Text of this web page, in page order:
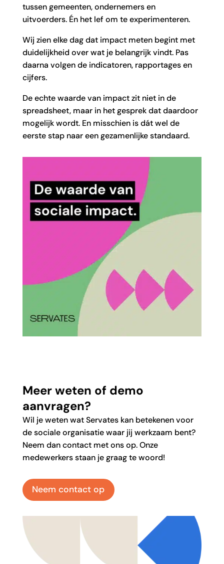
tussen gemeenten, ondernemers en
uitvoerders. Én het lef om te experimenteren.
Wij zien elke dag dat impact meten begint met
duidelijkheid over wat je belangrijk vindt. Pas
daarna volgen de indicatoren, rapportages en
cijfers.
De echte waarde van impact zit niet in de
spreadsheet, maar in het gesprek dat daardoor
mogelijk wordt. En misschien is dát wel de
eerste stap naar een gezamenlijke standaard.
Meer weten of demo
aanvragen?
Wil je weten wat Servates kan betekenen voor
de sociale organisatie waar jij werkzaam bent?
Neem dan contact met ons op. Onze
medewerkers staan je graag te woord!
Neem contact op